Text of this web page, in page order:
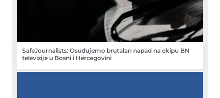
SafeJournalists: Osuđujemo brutalan napad na ekipu BN
televizije u Bosni i Hercegovini